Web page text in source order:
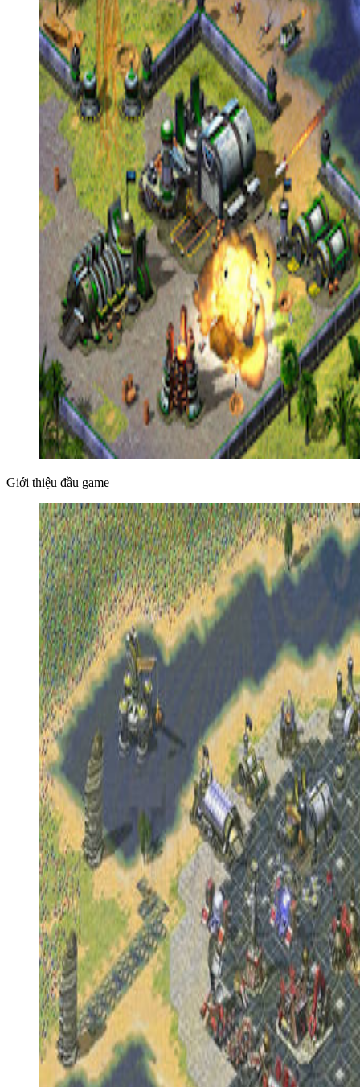
Giới thiệu đầu game